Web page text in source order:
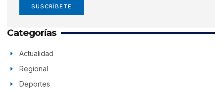
SUSCRÍBETE
Categorías
Actualidad
Regional
Deportes